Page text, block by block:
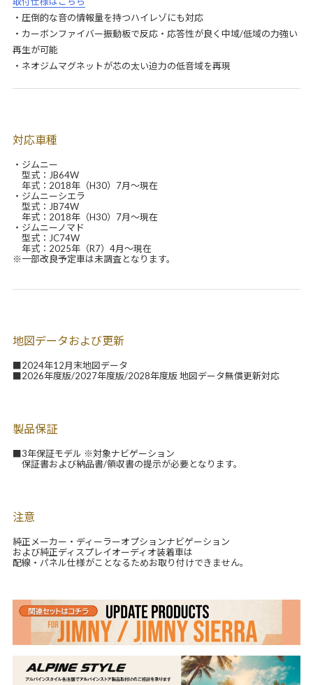
・圧倒的な音の情報量を持つハイレゾにも対応
・カーボンファイバー振動板で反応・応答性が良く中域/低域の力強い
再生が可能
・ネオジムマグネットが芯の太い迫力の低音域を再現
対応車種
・ジムニー
型式：JB64W
年式：2018年（H30）7月～現在
・ジムニーシエラ
型式：JB74W
年式：2018年（H30）7月～現在
・ジムニーノマド
型式：JC74W
年式：2025年（R7）4月～現在
※一部改良予定車は未調査となります。
地図データおよび更新
■2024年12月末地図データ
■2026年度版/2027年度版/2028年度版 地図データ無償更新対応
製品保証
■3年保証モデル ※対象ナビゲーション
保証書および納品書/領収書の提示が必要となります。
注意
純正メーカー・ディーラーオプションナビゲーション
および純正ディスプレイオーディオ装着車は
配線・パネル仕様がことなるためお取り付けできません。